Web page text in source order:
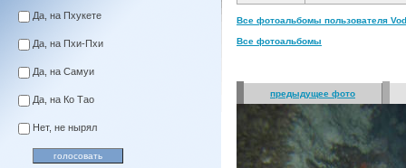
Да, на Пхукете
Да, на Пхи-Пхи
Да, на Самуи
Да, на Ко Тао
Нет, не нырял
Все фотоальбомы пользователя
Все фотоальбомы
предыдущее фото